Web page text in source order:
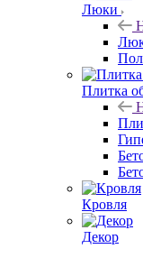
Люки
Плитка
Кровля
Декор